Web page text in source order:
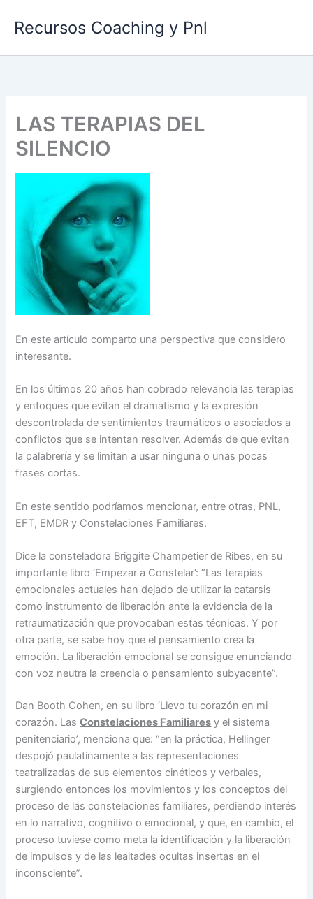
Recursos Coaching y Pnl
LAS TERAPIAS DEL
SILENCIO
En este artículo comparto una perspectiva que considero
interesante.
En los últimos 20 años han cobrado relevancia las terapias
y enfoques que evitan el dramatismo y la expresión
descontrolada de sentimientos traumáticos o asociados a
conflictos que se intentan resolver. Además de que evitan
la palabrería y se limitan a usar ninguna o unas pocas
frases cortas.
En este sentido podríamos mencionar, entre otras, PNL,
EFT, EMDR y Constelaciones Familiares.
Dice la consteladora Briggite Champetier de Ribes, en su
importante libro ‘Empezar a Constelar’: “Las terapias
emocionales actuales han dejado de utilizar la catarsis
como instrumento de liberación ante la evidencia de la
retraumatización que provocaban estas técnicas. Y por
otra parte, se sabe hoy que el pensamiento crea la
emoción. La liberación emocional se consigue enunciando
con voz neutra la creencia o pensamiento subyacente”.
Dan Booth Cohen, en su libro ‘Llevo tu corazón en mi
corazón. LasConstelaciones Familiares y el sistema
penitenciario’, menciona que: “en la práctica, Hellinger
despojó paulatinamente a las representaciones
teatralizadas de sus elementos cinéticos y verbales,
surgiendo entonces los movimientos y los conceptos del
proceso de las constelaciones familiares, perdiendo interés
en lo narrativo, cognitivo o emocional, y que, en cambio, el
proceso tuviese como meta la identificación y la liberación
de impulsos y de las lealtades ocultas insertas en el
inconsciente”.